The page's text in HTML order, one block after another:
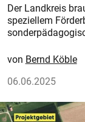
Der Landkreis
speziellem
Bernd Köble
06.06.2025